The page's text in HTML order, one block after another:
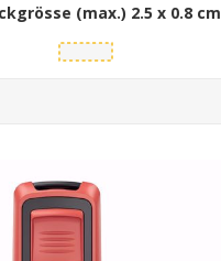
(max.) 2.5 x 0.8 cm